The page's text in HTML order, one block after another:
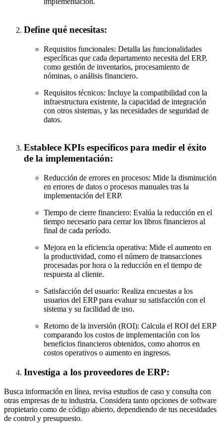
Define qué necesitas:
Requisitos funcionales: Detalla las funcionalidades
específicas que cada departamento necesita del ERP,
como gestión de inventarios, procesamiento de
nóminas, o análisis financiero.
Requisitos técnicos: Incluye la compatibilidad con la
infraestructura existente, la capacidad de integración
con otros sistemas, y las necesidades de seguridad de
datos.
Establece KPIs específicos para medir el éxito
de la implementación:
Reducción de errores en procesos: Mide la disminución
en errores de datos o procesos manuales tras la
implementación del ERP.
Tiempo de cierre financiero: Evalúa la reducción en el
tiempo necesario para cerrar los libros financieros al
final de cada período.
Mejora en la eficiencia operativa: Mide el aumento en
la productividad, como el número de transacciones
procesadas por hora o la reducción en el tiempo de
respuesta al cliente.
Satisfacción del usuario: Realiza encuestas a los
usuarios del ERP para evaluar su satisfacción con el
sistema y su facilidad de uso.
Retorno de la inversión (ROI): Calcula el ROI del ERP
comparando los costos de implementación con los
beneficios financieros obtenidos, como ahorros en
costos operativos o aumento en ingresos.
Investiga a los proveedores de ERP:
Busca información en línea, revisa estudios de caso y consulta con
otras empresas de tu industria. Considera tanto opciones de software
propietario como de código abierto, dependiendo de tus necesidades
de control y presupuesto.